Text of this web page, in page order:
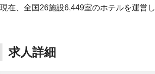
現在、全国26施設6,449室のホテルを運営し
求人詳細